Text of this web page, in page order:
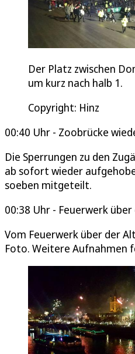
Der Platz zwischen
um kurz nach halb 1.
Copyright: Hinz
00:40 Uhr - Zoobrücke
Die Sperrungen zu den
ab sofort wieder
soeben mitgeteilt.
00:38 Uhr - Feuerwerk
Vom Feuerwerk über der
Foto. Weitere Aufnahmen